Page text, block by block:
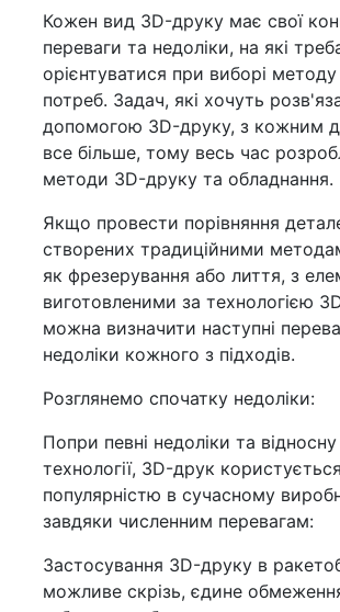
Кожен вид 3D-друку має свої
переваги та недоліки, на які
орієнтуватися при виборі методу
потреб. Задач, які хочуть
допомогою 3D-друку, з кожним
все більше, тому весь час
методи 3D-друку та обладнання.
Якщо провести порівняння
створених традиційними
як фрезерування або лиття, з
виготовленими за технологією
можна визначити наступні
недоліки кожного з підходів.
Розглянемо спочатку недоліки:
Попри певні недоліки та відносну
технології, 3D-друк
популярністю в сучасному
завдяки численним перевагам:
Застосування 3D-друку в
можливе скрізь, єдине